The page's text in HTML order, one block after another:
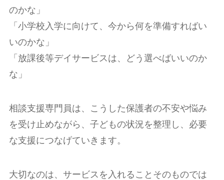
のかな」
「小学校入学に向けて、今から何を準備すればい
いのかな」
「放課後等デイサービスは、どう選べばいいのか
な」
相談支援専門員は、こうした保護者の不安や悩み
を受け止めながら、子どもの状況を整理し、必要
な支援につなげていきます。
大切なのは、サービスを入れることそのものでは